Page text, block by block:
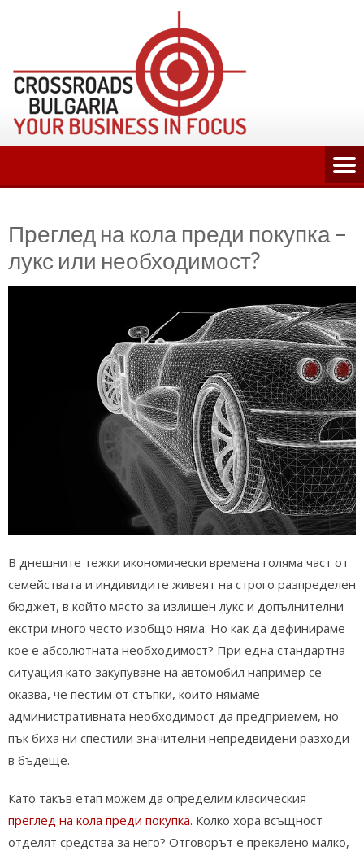
Преглед на кола преди покупка –
лукс или необходимост?
В днешните тежки икономически времена голяма част от
семействата и индивидите живеят на строго разпределен
бюджет, в който място за излишен лукс и допълнителни
екстри много често изобщо няма. Но как да дефинираме
кое е абсолютната необходимост? При една стандартна
ситуация като закупуване на автомобил например се
оказва, че пестим от стъпки, които нямаме
административната необходимост да предприемем, но
пък биха ни спестили значителни непредвидени разходи
в бъдеще.
Като такъв етап можем да определим класическия
преглед на кола преди покупка. Колко хора всъщност
отделят средства за него? Отговорът е прекалено малко,